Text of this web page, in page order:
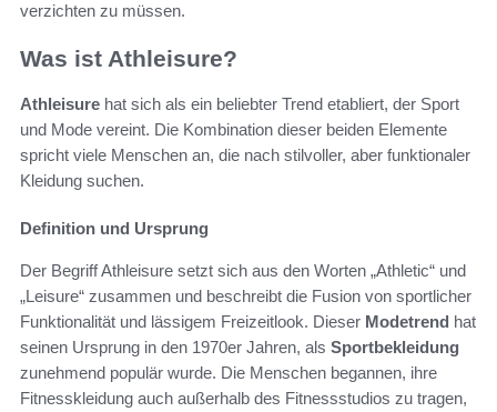
verzichten zu müssen.
Was ist Athleisure?
Athleisure hat sich als ein beliebter Trend etabliert, der Sport
und Mode vereint. Die Kombination dieser beiden Elemente
spricht viele Menschen an, die nach stilvoller, aber funktionaler
Kleidung suchen.
Definition und Ursprung
Der Begriff Athleisure setzt sich aus den Worten „Athletic“ und
„Leisure“ zusammen und beschreibt die Fusion von sportlicher
Funktionalität und lässigem Freizeitlook. Dieser Modetrend hat
seinen Ursprung in den 1970er Jahren, als Sportbekleidung
zunehmend populär wurde. Die Menschen begannen, ihre
Fitnesskleidung auch außerhalb des Fitnessstudios zu tragen,